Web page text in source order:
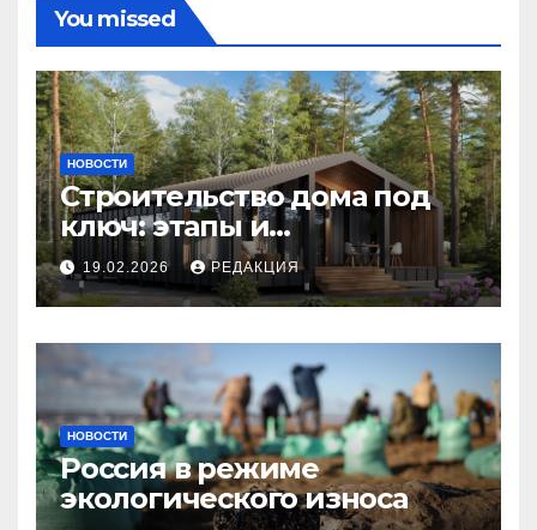
You missed
НОВОСТИ
Строительство дома под
ключ: этапы и
планирование бюджета
19.02.2026 РЕДАКЦИЯ
НОВОСТИ
Россия в режиме
экологического износа